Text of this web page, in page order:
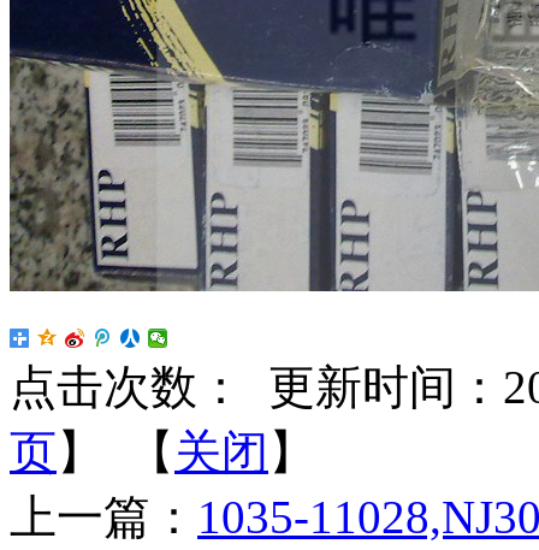
点击次数：
更新时间：
页】 【 关闭 】
上一篇： 1035-